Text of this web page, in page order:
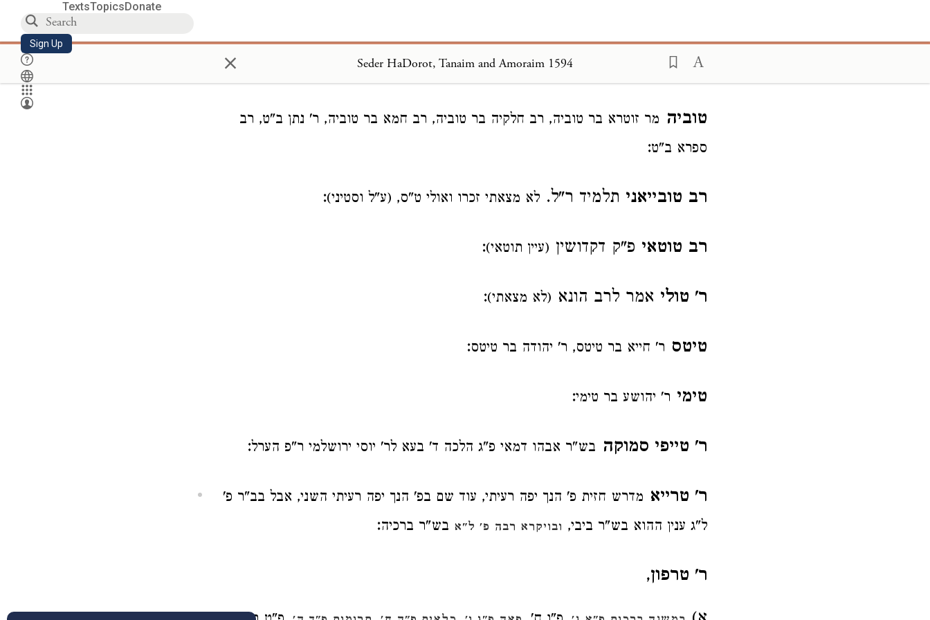
TextsTopicsDonate
Sign Up × Seder HaDorot, Tanaim and Amoraim 1594
טוביה מר זוטרא בר טוביה, רב חלקיה בר טוביה, רב חמא בר טוביה, ר' נתן ב"ט, רב
ספרא ב"ט:
רב טובייאני תלמיד ר"ל. לא מצאתי זכרו ואולי ט"ס, (ע"ל וסטיני):
רב טוטאי פ"ק דקדושין (עיין תוטאי):
ר' טולי אמר לרב הונא (לא מצאתי):
טיטס ר' חייא בר טיטס, ר' יהודה בר טיטס:
טימי ר' יהושע בר טימי:
ר' טייפי סמוקה בש"ר אבהו דמאי פ"ג הלכה ד' בעא לר' יוסי ירושלמי ר"פ הערל:
ר' טרייא מדרש חזית פ' הנך יפה רעיתי, עוד שם בפ' הנך יפה רעיתי השני, אבל בב"ר פ'
ל"ג ענין ההוא בש"ר ביבי, ובויקרא רבה פ' ל"א בש"ר ברכיה:
ר' טרפון,